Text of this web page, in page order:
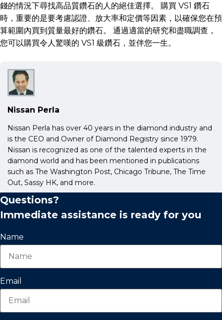
錢的情況下尋找高品質鑽石的人的絕佳選擇。 購買 VS1 鑽石
時，重要的是要考慮認證、放大率和定價等因素，以確保您在預
算範圍內買到質量最好的鑽石。 通過適當的研究和盡職調查，
您可以購買令人驚嘆的 VS1 級鑽石，並伴您一生。
Nissan Perla
Nissan Perla has over 40 years in the diamond industry and
is the CEO and Owner of Diamond Registry since 1979.
Nissan is recognized as one of the talented experts in the
diamond world and has been mentioned in publications
such as The Washington Post, Chicago Tribune, The Time
Out, Sassy HK, and more.
Questions?
Immediate assistance is ready for you
Name
Email